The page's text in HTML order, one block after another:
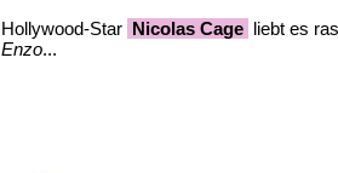
Hollywood-Star Nicolas Cage liebt es
Enzo...